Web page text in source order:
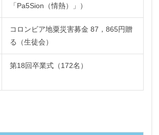
「Pa5Sion（情熱）」）
コロンビア地粟災害募金 87，865円贈
る（生徒会）
第18回卒業式（172名）